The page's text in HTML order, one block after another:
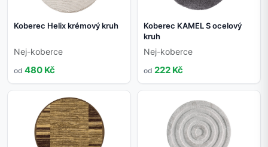
Koberec Helix krémový kruh
Nej-koberce
od 480 Kč
Koberec KAMEL S ocelový
kruh
Nej-koberce
od 222 Kč